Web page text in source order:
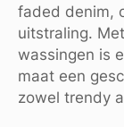
faded denim,
uitstraling.
wassingen is
maat een
zowel trendy